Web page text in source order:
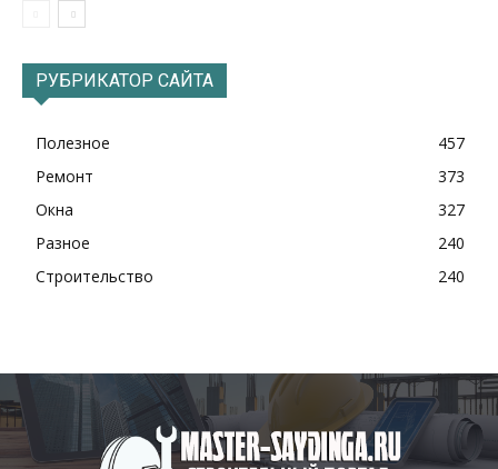
РУБРИКАТОР САЙТА
Полезное
457
Ремонт
373
Окна
327
Разное
240
Строительство
240